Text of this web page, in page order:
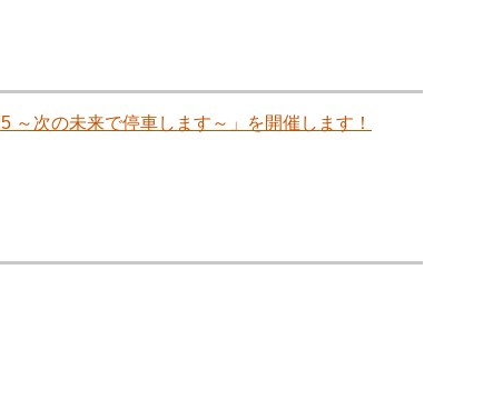
～次の未来で停車します～」を開催します！